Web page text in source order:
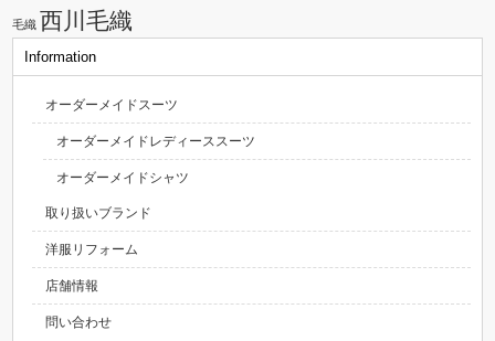
毛織 西川毛織
Information
オーダーメイドスーツ
オーダーメイドレディーススーツ
オーダーメイドシャツ
取り扱いブランド
洋服リフォーム
店舗情報
問い合わせ